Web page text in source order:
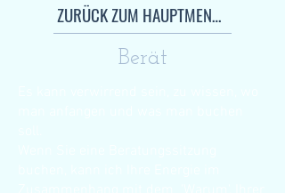
ZURÜCK ZUM HAUPTMENÜ DIENSTE
Berät